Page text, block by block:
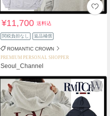
¥11,700送料込
関税負担なし 返品補償
ROMANTIC CROWN
PREMIUM PERSONAL SHOPPER
Seoul_Channel